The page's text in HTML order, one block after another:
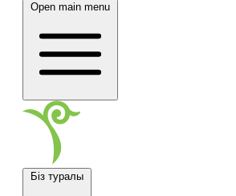
Open main menu
Біз туралы